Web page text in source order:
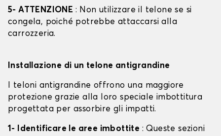
5- ATTENZIONE : Non utilizzare il telone se si
congela, poiché potrebbe attaccarsi alla
carrozzeria.
Installazione di un telone antigrandine
I teloni antigrandine offrono una maggiore
protezione grazie alla loro speciale imbottitura
progettata per assorbire gli impatti.
1- Identificare le aree imbottite : Queste sezioni